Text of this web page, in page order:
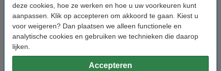
deze cookies, hoe ze werken en hoe u uw voorkeuren kunt
aanpassen. Klik op accepteren om akkoord te gaan. Kiest u
voor weigeren? Dan plaatsen we alleen functionele en
analytische cookies en gebruiken we technieken die daarop
lijken.
Accepteren
Branduren: 400 uur
Aantal lampjes: 1
Oud voor nieuw: uw oude apparaat